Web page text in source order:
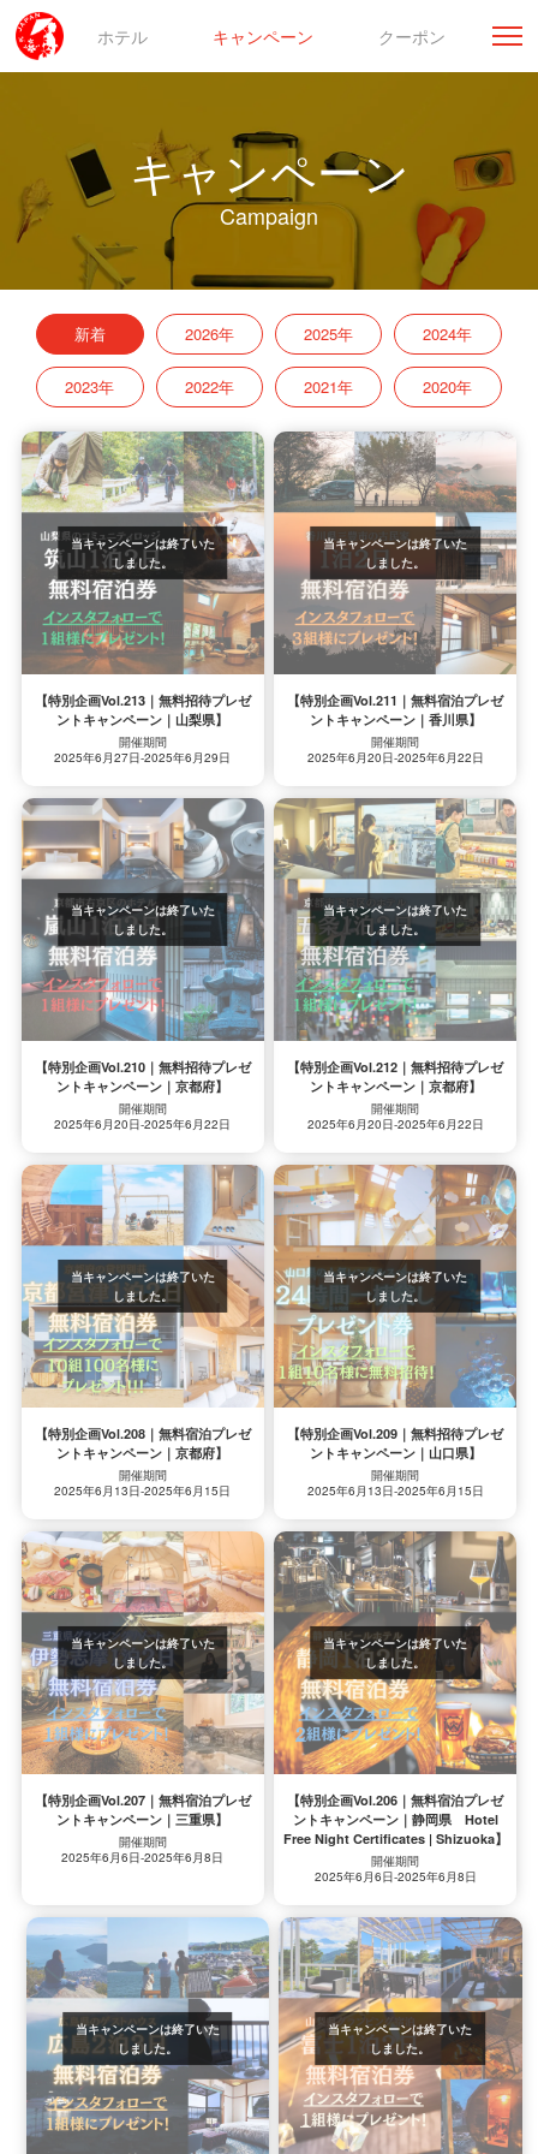
ホテル キャンペーン クーポン
キャンペーン
Campaign
新着 2026年 2025年 2024年
2023年 2022年 2021年 2020年
【特別企画Vol.213｜無料招待プレゼ
ントキャンペーン｜山梨県】
開催期間
2025年6月27日-2025年6月29日
【特別企画Vol.211｜無料宿泊プレゼ
ントキャンペーン｜香川県】
開催期間
2025年6月20日-2025年6月22日
【特別企画Vol.210｜無料招待プレゼ
ントキャンペーン｜京都府】
開催期間
2025年6月20日-2025年6月22日
【特別企画Vol.212｜無料招待プレゼ
ントキャンペーン｜京都府】
開催期間
2025年6月20日-2025年6月22日
【特別企画Vol.208｜無料宿泊プレゼ
ントキャンペーン｜京都府】
開催期間
2025年6月13日-2025年6月15日
【特別企画Vol.209｜無料招待プレゼ
ントキャンペーン｜山口県】
開催期間
2025年6月13日-2025年6月15日
【特別企画Vol.207｜無料宿泊プレゼ
ントキャンペーン｜三重県】
開催期間
2025年6月6日-2025年6月8日
【特別企画Vol.206｜無料宿泊プレゼ
ントキャンペーン｜静岡県 Hotel
Free Night Certificates | Shizuoka】
開催期間
2025年6月6日-2025年6月8日